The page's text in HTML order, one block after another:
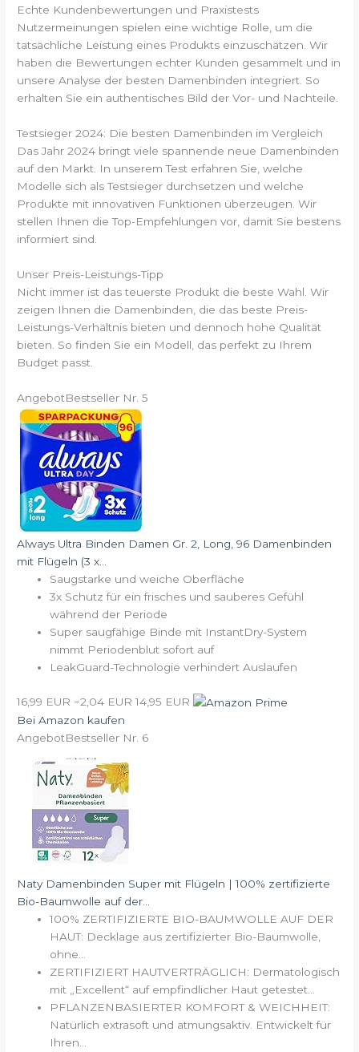
Echte Kundenbewertungen und Praxistests
Nutzermeinungen spielen eine wichtige Rolle, um die
tatsächliche Leistung eines Produkts einzuschätzen. Wir
haben die Bewertungen echter Kunden gesammelt und in
unsere Analyse der besten Damenbinden integriert. So
erhalten Sie ein authentisches Bild der Vor- und Nachteile.
Testsieger 2024: Die besten Damenbinden im Vergleich
Das Jahr 2024 bringt viele spannende neue Damenbinden
auf den Markt. In unserem Test erfahren Sie, welche
Modelle sich als Testsieger durchsetzen und welche
Produkte mit innovativen Funktionen überzeugen. Wir
stellen Ihnen die Top-Empfehlungen vor, damit Sie bestens
informiert sind.
Unser Preis-Leistungs-Tipp
Nicht immer ist das teuerste Produkt die beste Wahl. Wir
zeigen Ihnen die Damenbinden, die das beste Preis-
Leistungs-Verhältnis bieten und dennoch hohe Qualität
bieten. So finden Sie ein Modell, das perfekt zu Ihrem
Budget passt.
AngebotBestseller Nr. 5
Always Ultra Binden Damen Gr. 2, Long, 96 Damenbinden
mit Flügeln (3 x...
Saugstarke und weiche Oberfläche
3x Schutz für ein frisches und sauberes Gefühl
während der Periode
Super saugfähige Binde mit InstantDry-System
nimmt Periodenblut sofort auf
LeakGuard-Technologie verhindert Auslaufen
16,99 EUR −2,04 EUR 14,95 EUR
Bei Amazon kaufen
AngebotBestseller Nr. 6
Naty Damenbinden Super mit Flügeln | 100% zertifizierte
Bio-Baumwolle auf der...
100% ZERTIFIZIERTE BIO-BAUMWOLLE AUF DER
HAUT: Decklage aus zertifizierter Bio-Baumwolle,
ohne...
ZERTIFIZIERT HAUTVERTRÄGLICH: Dermatologisch
mit „Excellent“ auf empfindlicher Haut getestet...
PFLANZENBASIERTER KOMFORT & WEICHHEIT:
Natürlich extrasoft und atmungsaktiv. Entwickelt für
Ihren...